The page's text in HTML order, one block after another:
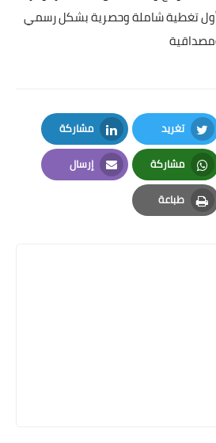
بأول تغطية شاملة وحصرية بشكل رسمي
تغريد
Twitter
مشاركة
LinkedIn
مشاركة
Whatsapp
إرسال
Email
طباعة
Print